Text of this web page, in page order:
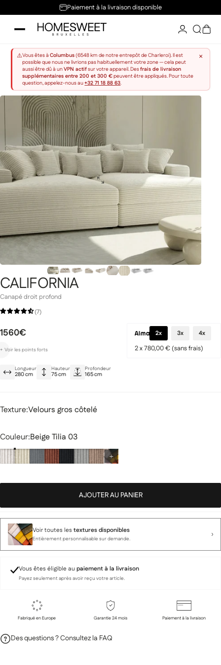
Passer au contenu Paiement à la livraison disponible
Home Sweet
Gamme Signature
⚠️Vous êtes àColumbus(6548 km de notre entrepôt de Charleroi). Il est
possible que nous ne livrions pas habituellement votre zone — cela peut
aussi être dû à unVPN actifsur votre appareil. Desfrais de livraison
supplémentaires entre 200 et 300 €peuvent être appliqués. Pour toute
question, appelez-nous au+32 71 18 88 63.
×
CALIFORNIA
Canapé droit profond
(7)
1560€ 2x 3x 4x
2 x 780,00 € (sans frais)
+ Voir les points forts
Assise profonde idéal pour les soirées Netflix
Velours côtelé doux et élégant
Longueur
280 cm
Hauteur
75 cm
Profondeur
165 cm
Texture
Texture:Velours gros côtelé
Couleur
Couleur:Beige Tilia 03
AJOUTER AU PANIER
Voir toutes les textures disponibles
Entièrement personnalisable sur demande.
Vous êtes éligible au paiement à la livraison
Payez seulement après avoir reçu votre article.
Fabriqué en Europe Garantie 24 mois Paiement à la livraison
Des questions ? Consultez la FAQ